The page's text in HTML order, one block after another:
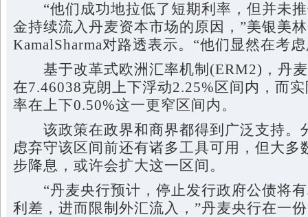
“他们成功地拉低了短期利率，但并未推
金持续流入丹麦资本市场的原因，”美银美
KamalSharma对路透表示。“他们显然在考
基于改革式欧洲汇率机制(ERM2)，丹麦
在7.46038克朗上下浮动2.25%区间内，而
率在上下0.50%这一更窄区间内。
该政策在政界和商界都得到广泛支持。
虑弃守该区间前还有诸多工具可用，但大多
步降息，或许会扩大这一区间。
“丹麦央行预计，停止发行政府公债将有
利差，进而限制外汇流入，”丹麦央行在一